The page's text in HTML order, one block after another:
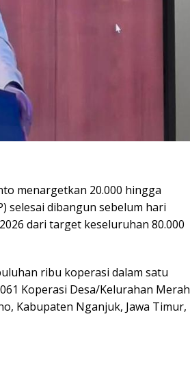
menargetkan 20.000 hingga
selesai dibangun sebelum hari
dari target keseluruhan 80.000
ribu koperasi dalam satu
Koperasi Desa/Kelurahan Merah
Kabupaten Nganjuk, Jawa Timur,